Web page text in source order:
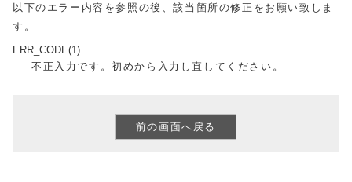
以下のエラー内容を参照の後、該当箇所の修正をお願い致しま
す。
ERR_CODE(1)
不正入力です。初めから入力し直してください。